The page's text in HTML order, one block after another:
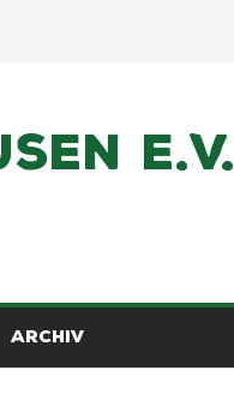
e.V.
ARCHIV